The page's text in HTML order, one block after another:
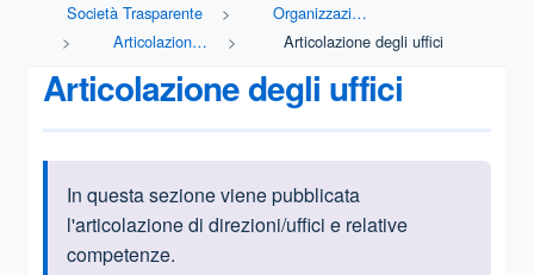
Società Trasparente
Organizzazione
Articolazione degli uffici
Articolazione degli uffici
Articolazione degli uffici
Informazioni introduttive
In questa sezione viene pubblicata
l'articolazione di direzioni/uffici e relative
competenze.